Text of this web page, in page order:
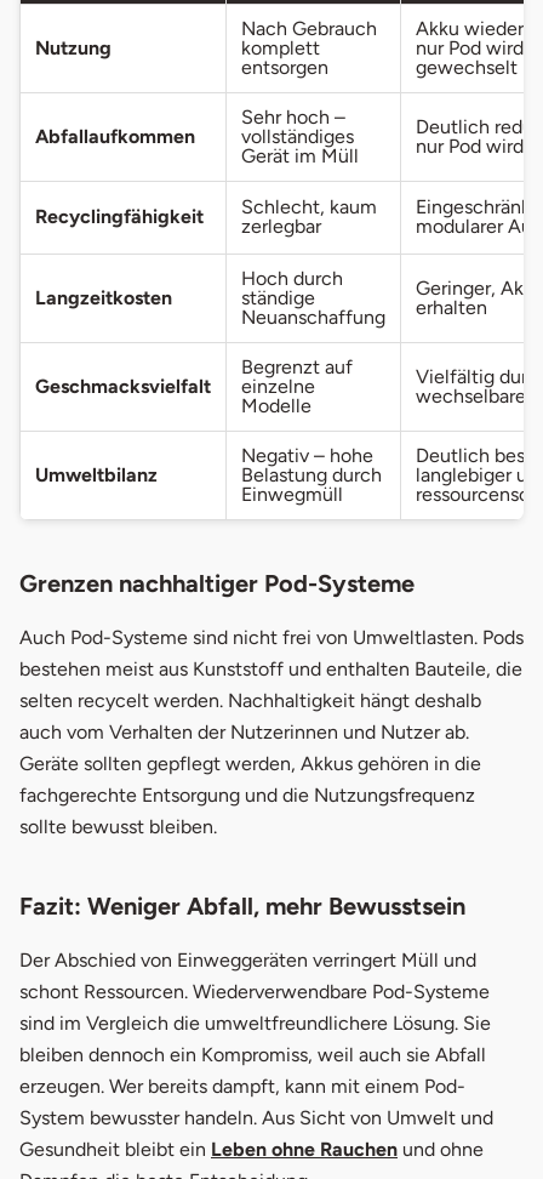
Nutzung
Nach Gebrauch
komplett
entsorgen
Akku
nur Pod wird
gewechselt
Abfallaufkommen
Sehr hoch –
vollständiges
Gerät im Müll
Deutlich
nur Pod wird
Recyclingfähigkeit
Schlecht, kaum
zerlegbar
Eingeschränkt,
modularer
Langzeitkosten
Hoch durch
ständige
Neuanschaffung
Geringer,
erhalten
Geschmacksvielfalt
Begrenzt auf
einzelne
Modelle
Vielfältig
wechselbare
Umweltbilanz
Negativ – hohe
Belastung durch
Einwegmüll
Deutlich
langlebiger
Grenzen nachhaltiger Pod-Systeme
Auch Pod-Systeme sind nicht frei von Umweltlasten. Pods
bestehen meist aus Kunststoff und enthalten Bauteile, die
selten recycelt werden. Nachhaltigkeit hängt deshalb
auch vom Verhalten der Nutzerinnen und Nutzer ab.
Geräte sollten gepflegt werden, Akkus gehören in die
fachgerechte Entsorgung und die Nutzungsfrequenz
sollte bewusst bleiben.
Fazit: Weniger Abfall, mehr Bewusstsein
Der Abschied von Einweggeräten verringert Müll und
schont Ressourcen. Wiederverwendbare Pod-Systeme
sind im Vergleich die umweltfreundlichere Lösung. Sie
bleiben dennoch ein Kompromiss, weil auch sie Abfall
erzeugen. Wer bereits dampft, kann mit einem Pod-
System bewusster handeln. Aus Sicht von Umwelt und
Gesundheit bleibt ein Leben ohne Rauchen und ohne